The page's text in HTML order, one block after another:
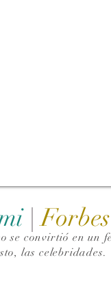
|Forbes
se convirtió en un
las celebridades.